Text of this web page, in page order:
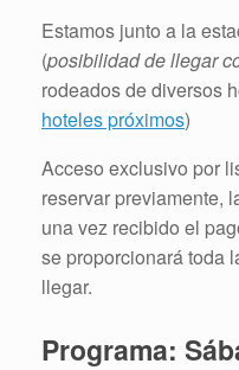
Estamos junto a la
(posibilidad de llegar
rodeados de diversos
hoteles próximos)
Acceso exclusivo por
reservar previamente,
una vez recibido el
se proporcionará toda
llegar.
Programa: